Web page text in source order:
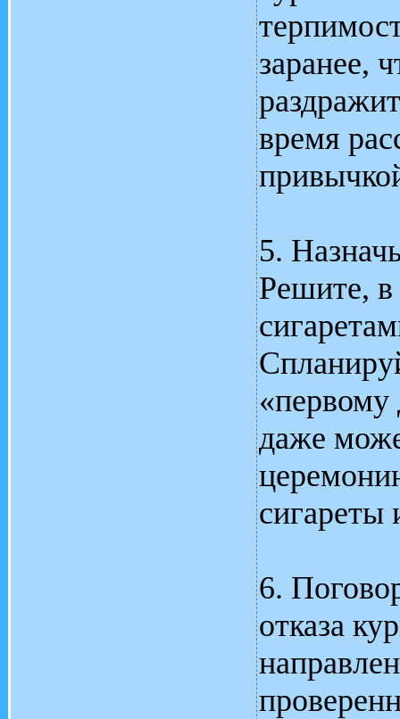
заранее,
время
5.
Решите, в
даже
сигареты
6.
отказа